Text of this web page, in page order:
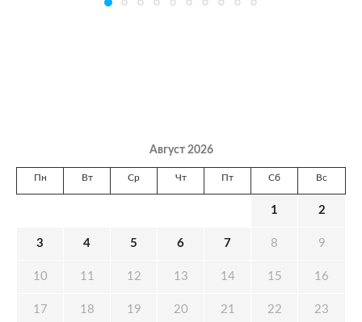
Август 2026
Пн Вт Ср Чт Пт Сб Вс
1 2
3 4 5 6 7 8 9
10 11 12 13 14 15 16
17 18 19 20 21 22 23